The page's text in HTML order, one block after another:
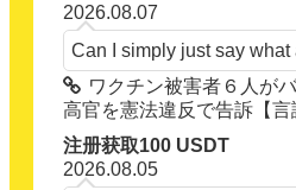
2026.08.07
Can I simply just say what
ワクチン被害者６人が
高官を憲法違反で告訴【言
注册获取100 USDT
2026.08.05